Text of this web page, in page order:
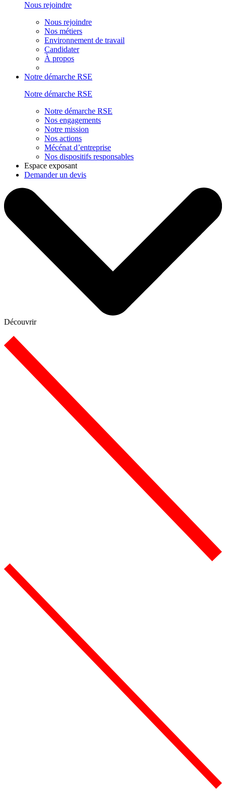
Nous rejoindre
Nous rejoindre
Nos métiers
Environnement de travail
Candidater
À propos
Notre démarche RSE
Notre démarche RSE
Notre démarche RSE
Nos engagements
Notre mission
Nos actions
Mécénat d’entreprise
Nos dispositifs responsables
Espace exposant
Demander un devis
Découvrir